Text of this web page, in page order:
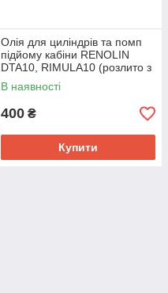
Олія для циліндрів та помп
підйому кабіни RENOLIN
DTA10, RIMULA10 (розлито з
бочки)
В наявності
400 ₴
Купити